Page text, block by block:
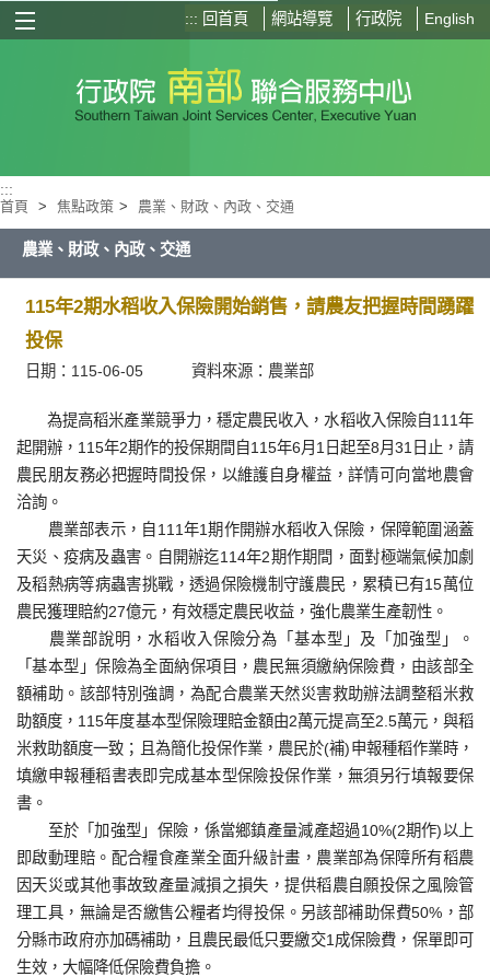
::: 回首頁 網站導覽 行政院 English
選單按鈕
:::
首頁 > 焦點政策 > 農業、財政、內政、交通
農業、財政、內政、交通
115年2期水稻收入保險開始銷售，請農友把握時間踴躍
投保
日期：115-06-05 資料來源：農業部
為提高稻米產業競爭力，穩定農民收入，水稻收入保險自111年
起開辦，115年2期作的投保期間自115年6月1日起至8月31日止，請
農民朋友務必把握時間投保，以維護自身權益，詳情可向當地農會
洽詢。
農業部表示，自111年1期作開辦水稻收入保險，保障範圍涵蓋
天災、疫病及蟲害。自開辦迄114年2期作期間，面對極端氣候加劇
及稻熱病等病蟲害挑戰，透過保險機制守護農民，累積已有15萬位
農民獲理賠約27億元，有效穩定農民收益，強化農業生產韌性。
農業部說明，水稻收入保險分為「基本型」及「加強型」。
「基本型」保險為全面納保項目，農民無須繳納保險費，由該部全
額補助。該部特別強調，為配合農業天然災害救助辦法調整稻米救
助額度，115年度基本型保險理賠金額由2萬元提高至2.5萬元，與稻
米救助額度一致；且為簡化投保作業，農民於(補)申報種稻作業時，
填繳申報種稻書表即完成基本型保險投保作業，無須另行填報要保
書。
至於「加強型」保險，係當鄉鎮產量減產超過10%(2期作)以上
即啟動理賠。配合糧食產業全面升級計畫，農業部為保障所有稻農
因天災或其他事故致產量減損之損失，提供稻農自願投保之風險管
理工具，無論是否繳售公糧者均得投保。另該部補助保費50%，部
分縣市政府亦加碼補助，且農民最低只要繳交1成保險費，保單即可
生效，大幅降低保險費負擔。